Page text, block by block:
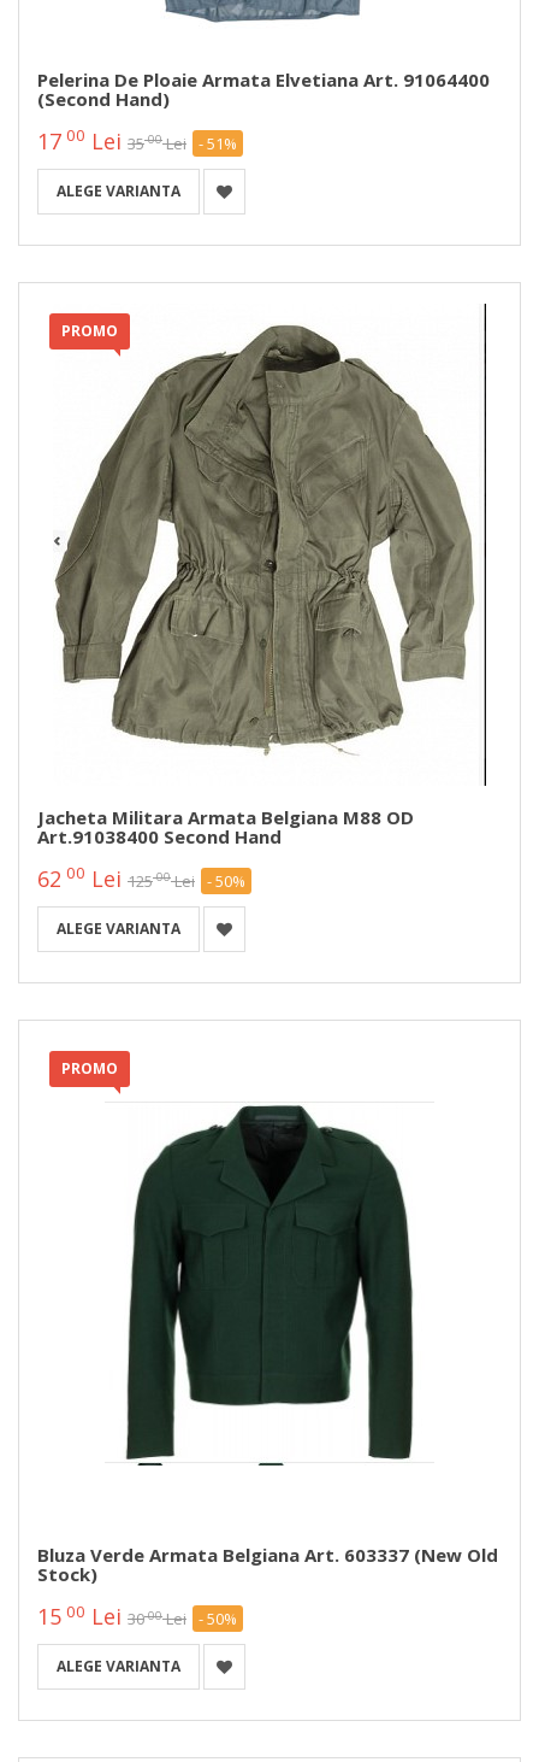
Pelerina De Ploaie Armata Elvetiana Art. 91064400
(second Hand)
17 00 Lei 3500 Lei - 51%
ALEGE VARIANTA
PROMO
Jacheta Militara Armata Belgiana M88 OD
Art.91038400 Second Hand
62 00 Lei 12500 Lei - 50%
ALEGE VARIANTA
PROMO
Bluza Verde Armata Belgiana Art. 603337 (new Old
Stock)
15 00 Lei 3000 Lei - 50%
ALEGE VARIANTA